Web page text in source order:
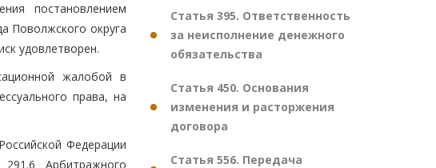
постановлением
Поволжского округа
удовлетворен.
жалобой в
права, на
Федерации
Арбитражного
Статья 395. Ответственность
за неисполнение денежного
обязательства
Статья 450. Основания
изменения и расторжения
договора
Статья 556. Передача